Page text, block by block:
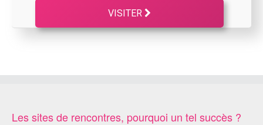
VISITER
Les sites de rencontres, pourquoi un tel succès ?